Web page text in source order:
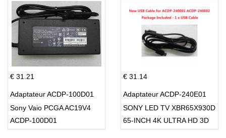
€ 31.21
Adaptateur ACDP-100D01
Sony Vaio PCGA AC19V4
ACDP-100D01
€ 31.14
Adaptateur ACDP-240E01
SONY LED TV XBR65X930D
65-INCH 4K ULTRA HD 3D